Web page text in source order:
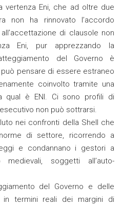
vertenza Eni, che ad oltre due
non ha rinnovato l’accordo
di clausole non
Eni, pur apprezzando la
del Governo è
pensare di essere estraneo
coinvolto tramite una
qual è ENI. Ci sono profili di
non può sottrarsi.
nei confronti della Shell che
di settore, ricorrendo a
e condannano i gestori a
soggetti all’auto-
del Governo e delle
in termini reali dei margini di